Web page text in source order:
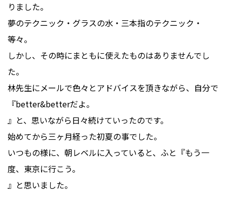
りました。
夢のテクニック・グラスの水・三本指のテクニック・
等々。
しかし、その時にまともに使えたものはありませんでし
た。
林先生にメールで色々とアドバイスを頂きながら、自分で
『better&betterだよ。
』と、思いながら日々続けていったのです。
始めてから三ヶ月経った初夏の事でした。
いつもの様に、朝レベルに入っていると、ふと『もう一
度、東京に行こう。
』と思いました。